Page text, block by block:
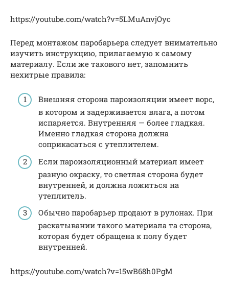
https://youtube.com/watch?v=5LMuAnvjOyc
Перед монтажом паробарьера следует внимательно
изучить инструкцию, прилагаемую к самому
материалу. Если же такового нет, запомнить
нехитрые правила:
Внешняя сторона пароизоляции имеет ворс,
в котором и задерживается влага, а потом
испаряется. Внутренняя — более гладкая.
Именно гладкая сторона должна
соприкасаться с утеплителем.
Если пароизоляционный материал имеет
разную окраску, то светлая сторона будет
внутренней, и должна ложиться на
утеплитель.
Обычно паробарьер продают в рулонах. При
раскатывании такого материала та сторона,
которая будет обращена к полу будет
внутренней.
https://youtube.com/watch?v=15wB68h0PgM